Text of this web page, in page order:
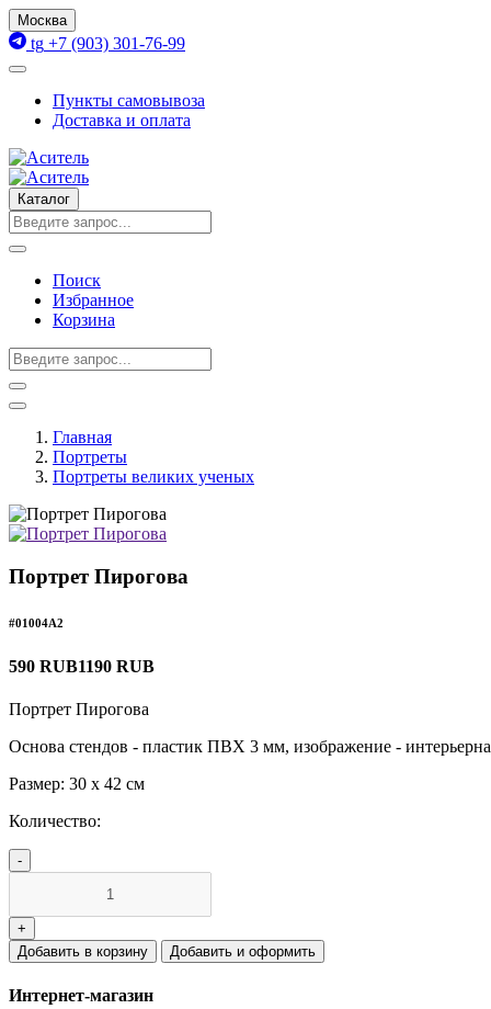
Москва
tg +7 (903) 301-76-99
Пункты самовывоза
Доставка и оплата
Каталог
Поиск
Избранное
Корзина
Главная
Портреты
Портреты великих ученых
Портрет Пирогова
#01004А2
590 RUB1190 RUB
Портрет Пирогова
Основа стендов - пластик ПВХ 3 мм, изображение -
Размер: 30 х 42 см
Количество:
Добавить в корзину Добавить и оформить
Интернет-магазин